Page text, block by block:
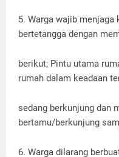
5. Warga wajib menjaga
bertetangga dengan
berikut; Pintu utama
rumah dalam keadaan
sedang berkunjung dan
bertamu/berkunjung
6. Warga dilarang